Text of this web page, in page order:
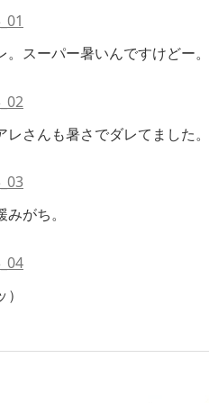
。スーパー暑いんですけどー。
レさんも暑さでダレてました。
がち。